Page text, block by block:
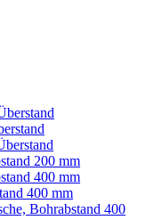
200 mm
400 mm
400 mm
Bohrabstand 400